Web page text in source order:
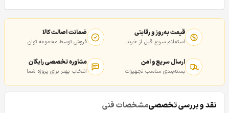
قیمت به‌روز و رقابتی
استعلام سریع قبل از خرید
ضمانت اصالت کالا
فروش توسط مجموعه توان
ارسال سریع و امن
بسته‌بندی مناسب تجهیزات
مشاوره تخصصی رایگان
انتخاب بهتر برای پروژه شما
نقد و بررسی تخصصیمشخصات فنی